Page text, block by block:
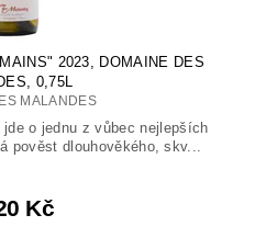
2023, DOMAINE DES
0,75L
MALANDES
o jednu z vůbec nejlepších
pověst dlouhověkého, skv...
Kč